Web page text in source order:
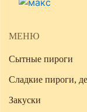
МЕНЮ
Сытные пироги
Сладкие пироги,
Закуски